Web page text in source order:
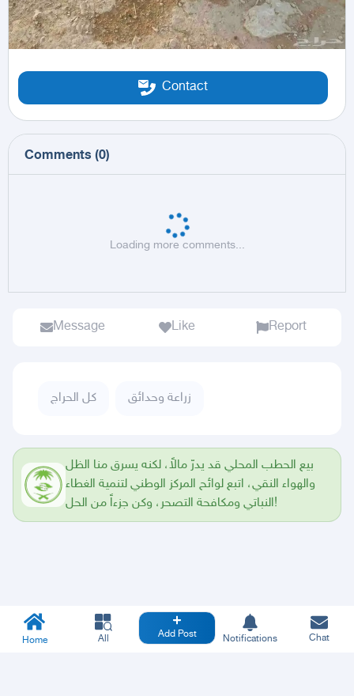
Contact
Comments (0)
Loading more comments...
Message Like Report
كل الحراج زراعة وحدائق
بيع الحطب المحلي قد يدرّ مالاً، لكنه يسرق منا الظل
والهواء النقي، اتبع لوائح المركز الوطني لتنمية الغطاء
النباتي ومكافحة التصحر، وكن جزءاً من الحل!
Home All Add Post Notifications Chat